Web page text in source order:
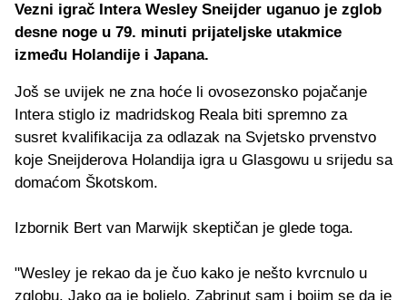
Vezni igrač Intera Wesley Sneijder uganuo je zglob
desne noge u 79. minuti prijateljske utakmice
između Holandije i Japana.
Još se uvijek ne zna hoće li ovosezonsko pojačanje
Intera stiglo iz madridskog Reala biti spremno za
susret kvalifikacija za odlazak na Svjetsko prvenstvo
koje Sneijderova Holandija igra u Glasgowu u srijedu sa
domaćom Škotskom.
Izbornik Bert van Marwijk skeptičan je glede toga.
"Wesley je rekao da je čuo kako je nešto kvrcnulo u
zglobu. Jako ga je boljelo. Zabrinut sam i bojim se da je